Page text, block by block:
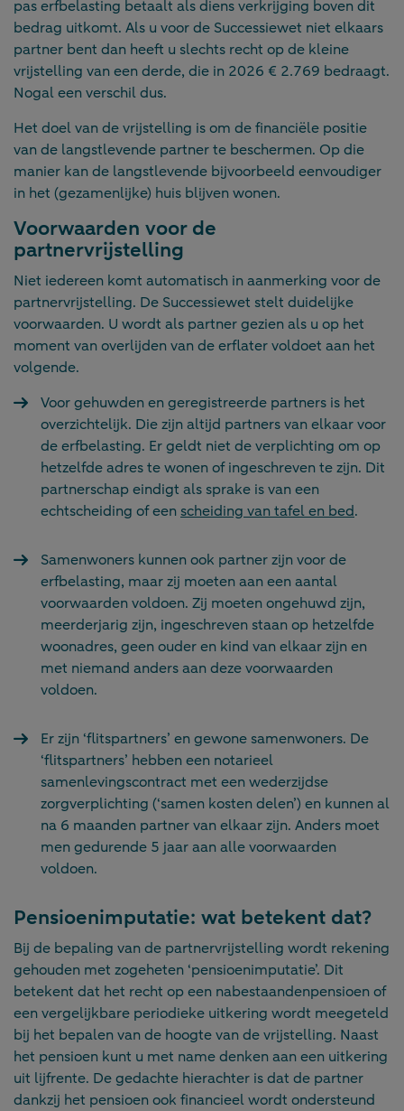
pas erfbelasting betaalt als diens verkrijging boven dit
bedrag uitkomt. Als u voor de Successiewet niet elkaars
partner bent dan heeft u slechts recht op de kleine
vrijstelling van een derde, die in 2026 € 2.769 bedraagt.
Nogal een verschil dus.
Het doel van de vrijstelling is om de financiële positie
van de langstlevende partner te beschermen. Op die
manier kan de langstlevende bijvoorbeeld eenvoudiger
in het (gezamenlijke) huis blijven wonen.
Voorwaarden voor de
partnervrijstelling
Niet iedereen komt automatisch in aanmerking voor de
partnervrijstelling. De Successiewet stelt duidelijke
voorwaarden. U wordt als partner gezien als u op het
moment van overlijden van de erflater voldoet aan het
volgende.
Voor gehuwden en geregistreerde partners is het
overzichtelijk. Die zijn altijd partners van elkaar voor
de erfbelasting. Er geldt niet de verplichting om op
hetzelfde adres te wonen of ingeschreven te zijn. Dit
partnerschap eindigt als sprake is van een
echtscheiding of een scheiding van tafel en bed.
Samenwoners kunnen ook partner zijn voor de
erfbelasting, maar zij moeten aan een aantal
voorwaarden voldoen. Zij moeten ongehuwd zijn,
meerderjarig zijn, ingeschreven staan op hetzelfde
woonadres, geen ouder en kind van elkaar zijn en
met niemand anders aan deze voorwaarden
voldoen.
Er zijn ‘flitspartners’ en gewone samenwoners. De
‘flitspartners’ hebben een notarieel
samenlevingscontract met een wederzijdse
zorgverplichting (‘samen kosten delen’) en kunnen al
na 6 maanden partner van elkaar zijn. Anders moet
men gedurende 5 jaar aan alle voorwaarden
voldoen.
Pensioenimputatie: wat betekent dat?
Bij de bepaling van de partnervrijstelling wordt rekening
gehouden met zogeheten ‘pensioenimputatie’. Dit
betekent dat het recht op een nabestaandenpensioen of
een vergelijkbare periodieke uitkering wordt meegeteld
bij het bepalen van de hoogte van de vrijstelling. Naast
het pensioen kunt u met name denken aan een uitkering
uit lijfrente. De gedachte hierachter is dat de partner
dankzij het pensioen ook financieel wordt ondersteund